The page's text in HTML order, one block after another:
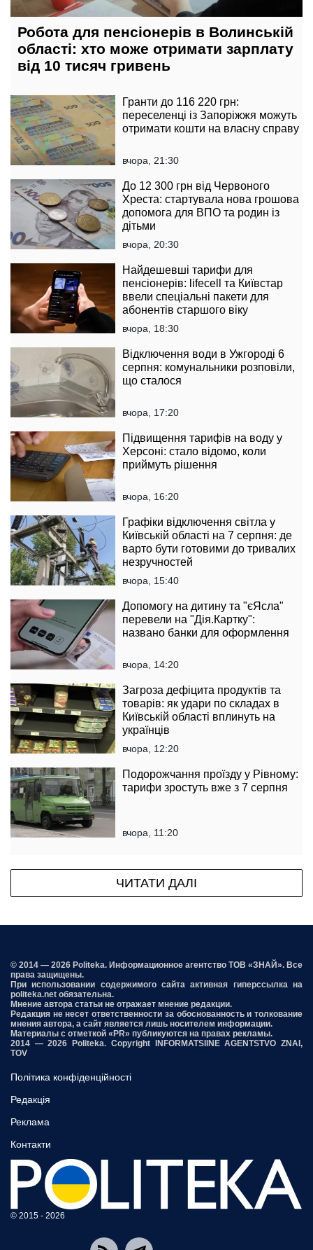
Робота для пенсіонерів в Волинській
області: хто може отримати зарплату
від 10 тисяч гривень
Гранти до 116 220 грн:
переселенці із Запоріжжя можуть
отримати кошти на власну справу
вчора, 21:30
До 12 300 грн від Червоного
Хреста: стартувала нова грошова
допомога для ВПО та родин із
дітьми
вчора, 20:30
Найдешевші тарифи для
пенсіонерів: lifecell та Київстар
ввели спеціальні пакети для
абонентів старшого віку
вчора, 18:30
Відключення води в Ужгороді 6
серпня: комунальники розповіли,
що сталося
вчора, 17:20
Підвищення тарифів на воду у
Херсоні: стало відомо, коли
приймуть рішення
вчора, 16:20
Графіки відключення світла у
Київській області на 7 серпня: де
варто бути готовими до тривалих
незручностей
вчора, 15:40
Допомогу на дитину та "єЯсла"
перевели на "Дія.Картку":
названо банки для оформлення
вчора, 14:20
Загроза дефіцита продуктів та
товарів: як удари по складах в
Київській області вплинуть на
українців
вчора, 12:20
Подорожчання проїзду у Рівному:
тарифи зростуть вже з 7 серпня
вчора, 11:20
ЧИТАТИ ДАЛІ
© 2014 — 2026 Politeka. Информационное агентство ТОВ «ЗНАЙ». Все
права защищены.
При использовании содержимого сайта активная гиперссылка на
politeka.net обязательна.
Мнение автора статьи не отражает мнение редакции.
Редакция не несет ответственности за обоснованность и толкование
мнения автора, а сайт является лишь носителем информации.
Материалы с отметкой «PR» публикуются на правах рекламы.
2014 — 2026 Politeka. Copyright INFORMATSIINE AGENTSTVO ZNAI,
TOV
Політика конфіденційності
Редакція
Реклама
Контакти
© 2015 - 2026